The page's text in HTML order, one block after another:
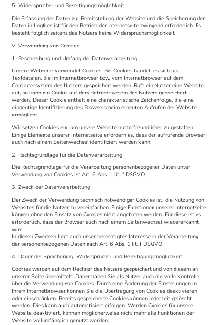
5. Widerspruchs- und Beseitigungsmöglichkeit
Die Erfassung der Daten zur Bereitstellung der Website und die Speicherung der
Daten in Logfiles ist für den Betrieb der Internetseite zwingend erforderlich. Es
besteht folglich seitens des Nutzers keine Widerspruchsmöglichkeit.
V. Verwendung von Cookies
1. Beschreibung und Umfang der Datenverarbeitung
Unsere Webseite verwendet Cookies. Bei Cookies handelt es sich um
Textdateien, die im Internetbrowser bzw. vom Internetbrowser auf dem
Computersystem des Nutzers gespeichert werden. Ruft ein Nutzer eine Website
auf, so kann ein Cookie auf dem Betriebssystem des Nutzers gespeichert
werden. Dieser Cookie enthält eine charakteristische Zeichenfolge, die eine
eindeutige Identifizierung des Browsers beim erneuten Aufrufen der Website
ermöglicht.
Wir setzen Cookies ein, um unsere Website nutzerfreundlicher zu gestalten.
Einige Elemente unserer Internetseite erfordern es, dass der aufrufende Browser
auch nach einem Seitenwechsel identifiziert werden kann.
2. Rechtsgrundlage für die Datenverarbeitung
Die Rechtsgrundlage für die Verarbeitung personenbezogener Daten unter
Verwendung von Cookies ist Art. 6 Abs. 1 lit. f DSGVO.
3. Zweck der Datenverarbeitung
Der Zweck der Verwendung technisch notwendiger Cookies ist, die Nutzung von
Websites für die Nutzer zu vereinfachen. Einige Funktionen unserer Internetseite
können ohne den Einsatz von Cookies nicht angeboten werden. Für diese ist es
erforderlich, dass der Browser auch nach einem Seitenwechsel wiedererkannt
wird.
In diesen Zwecken liegt auch unser berechtigtes Interesse in der Verarbeitung
der personenbezogenen Daten nach Art. 6 Abs. 1 lit. f DSGVO.
4. Dauer der Speicherung, Widerspruchs- und Beseitigungsmöglichkeit
Cookies werden auf dem Rechner des Nutzers gespeichert und von diesem an
unserer Seite übermittelt. Daher haben Sie als Nutzer auch die volle Kontrolle
über die Verwendung von Cookies. Durch eine Änderung der Einstellungen in
Ihrem Internetbrowser können Sie die Übertragung von Cookies deaktivieren
oder einschränken. Bereits gespeicherte Cookies können jederzeit gelöscht
werden. Dies kann auch automatisiert erfolgen. Werden Cookies für unsere
Website deaktiviert, können möglicherweise nicht mehr alle Funktionen der
Website vollumfänglich genutzt werden.